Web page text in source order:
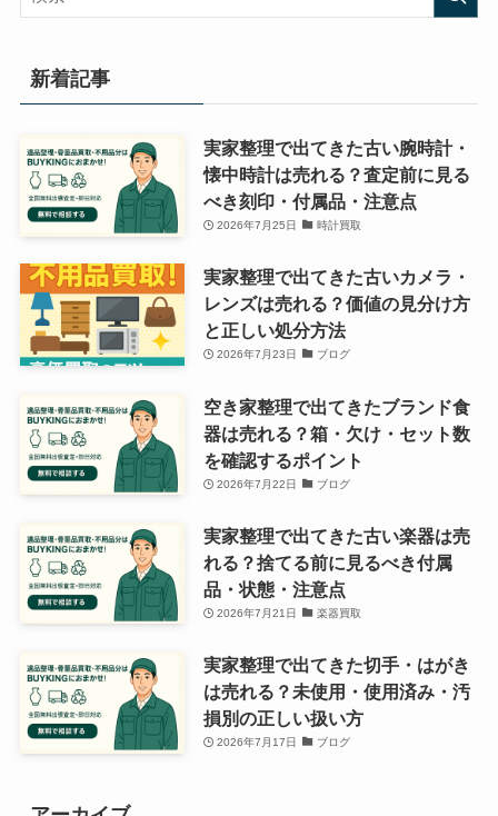
ー
新着記事
実家整理で出てきた古い腕時計・
懐中時計は売れる？査定前に見る
べき刻印・付属品・注意点
2026年7月25日 時計買取
実家整理で出てきた古いカメラ・
レンズは売れる？価値の見分け方
と正しい処分方法
2026年7月23日 ブログ
空き家整理で出てきたブランド食
器は売れる？箱・欠け・セット数
を確認するポイント
2026年7月22日 ブログ
実家整理で出てきた古い楽器は売
れる？捨てる前に見るべき付属
品・状態・注意点
2026年7月21日 楽器買取
実家整理で出てきた切手・はがき
は売れる？未使用・使用済み・汚
損別の正しい扱い方
2026年7月17日 ブログ